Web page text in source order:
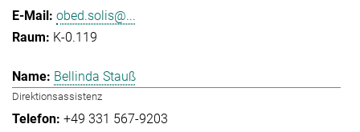
obed.solis@...
K-0.119
Bellinda Stauß
Direktionsassistenz
+49 331 567-9203